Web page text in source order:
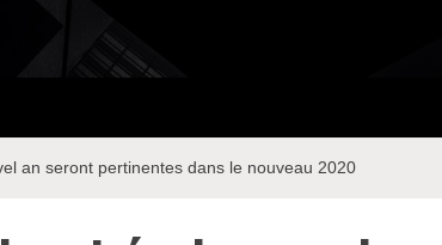
an seront pertinentes dans le nouveau 2020